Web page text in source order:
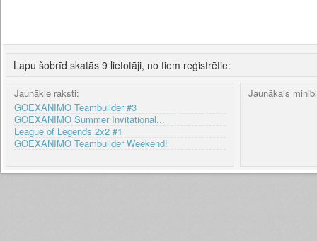
Lapu šobrīd skatās 9 lietotāji, no tiem reģistrētie:
Jaunākie raksti:
GOEXANIMO Teambuilder #3
GOEXANIMO Summer Invitational...
League of Legends 2x2 #1
GOEXANIMO Teambuilder Weekend!
Jaunākais